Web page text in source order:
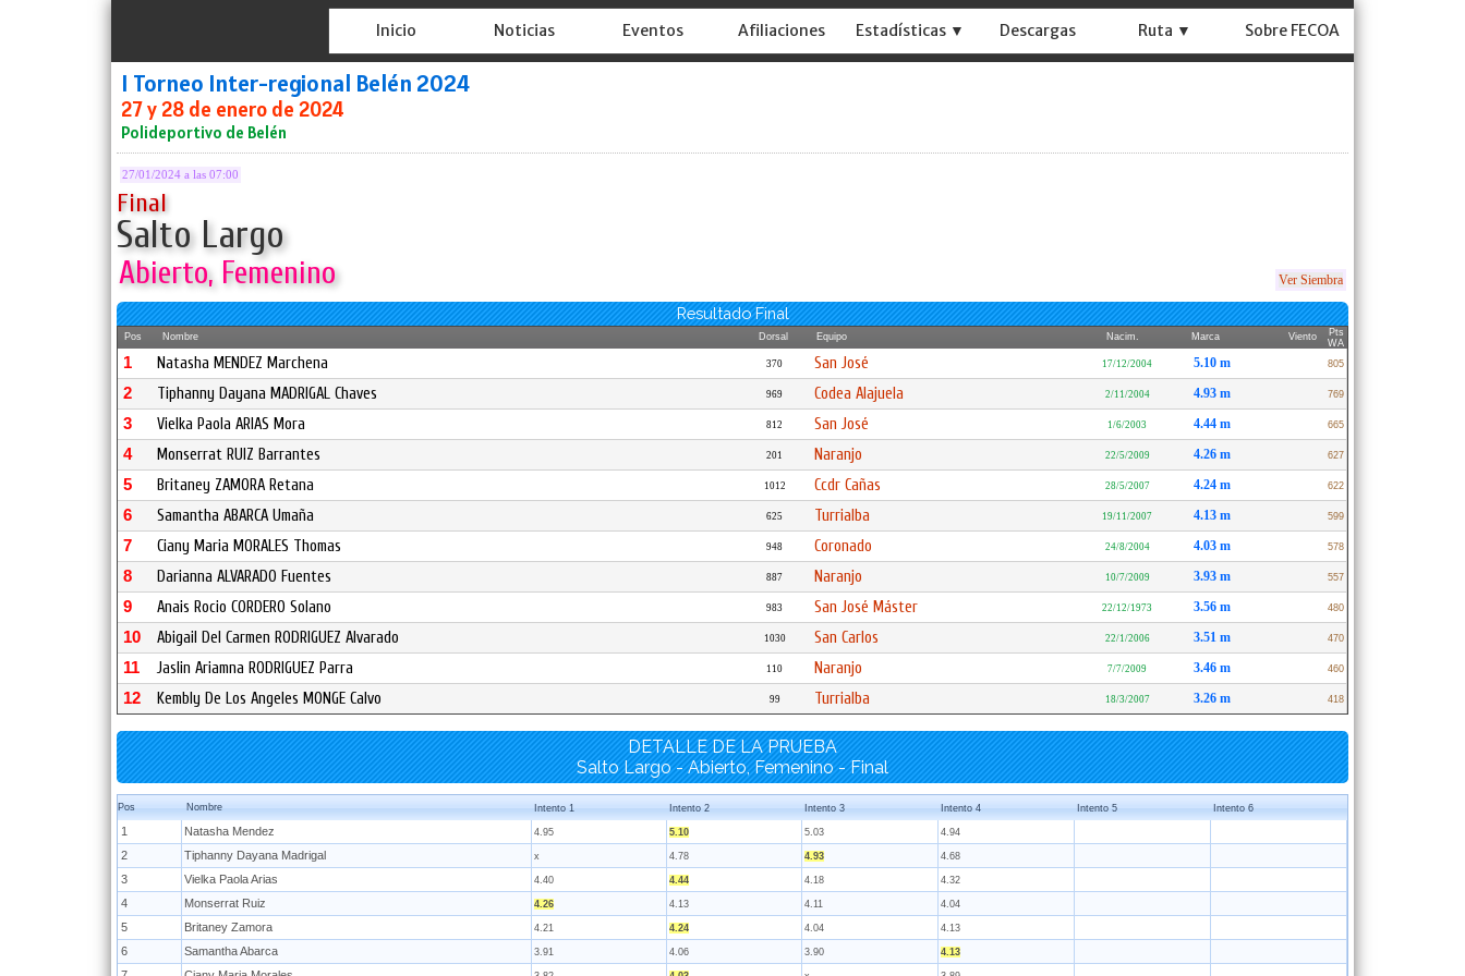
Inicio Noticias Eventos Afiliaciones Estadísticas ▼ Descargas Ruta ▼ Sobre FECOA
I Torneo Inter-regional Belén 2024
27 y 28 de enero de 2024
Polideportivo de Belén
27/01/2024 a las 07:00
Final
Salto Largo
Abierto, Femenino Ver Siembra
Resultado Final
Pos Nombre Dorsal Equipo Nacim. Marca Viento
Pts
WA
1 Natasha MENDEZ Marchena 370 San José 17/12/2004 5.10 m 805
2 Tiphanny Dayana MADRIGAL Chaves 969 Codea Alajuela 2/11/2004 4.93 m 769
3 Vielka Paola ARIAS Mora 812 San José 1/6/2003 4.44 m 665
4 Monserrat RUIZ Barrantes 201 Naranjo 22/5/2009 4.26 m 627
5 Britaney ZAMORA Retana 1012 Ccdr Cañas 28/5/2007 4.24 m 622
6 Samantha ABARCA Umaña 625 Turrialba 19/11/2007 4.13 m 599
7 Ciany Maria MORALES Thomas 948 Coronado 24/8/2004 4.03 m 578
8 Darianna ALVARADO Fuentes 887 Naranjo 10/7/2009 3.93 m 557
9 Anais Rocio CORDERO Solano 983 San José Máster 22/12/1973 3.56 m 480
10 Abigail Del Carmen RODRIGUEZ Alvarado 1030 San Carlos 22/1/2006 3.51 m 470
11 Jaslin Ariamna RODRIGUEZ Parra 110 Naranjo 7/7/2009 3.46 m 460
12 Kembly De Los Angeles MONGE Calvo 99 Turrialba 18/3/2007 3.26 m 418
DETALLE DE LA PRUEBA
Salto Largo - Abierto, Femenino - Final
Pos Nombre Intento 1 Intento 2 Intento 3 Intento 4 Intento 5 Intento 6
1 Natasha Mendez 4.95 5.10 5.03 4.94
2 Tiphanny Dayana Madrigal x 4.78 4.93 4.68
3 Vielka Paola Arias 4.40 4.44 4.18 4.32
4 Monserrat Ruiz 4.26 4.13 4.11 4.04
5 Britaney Zamora 4.21 4.24 4.04 4.13
6 Samantha Abarca 3.91 4.06 3.90 4.13